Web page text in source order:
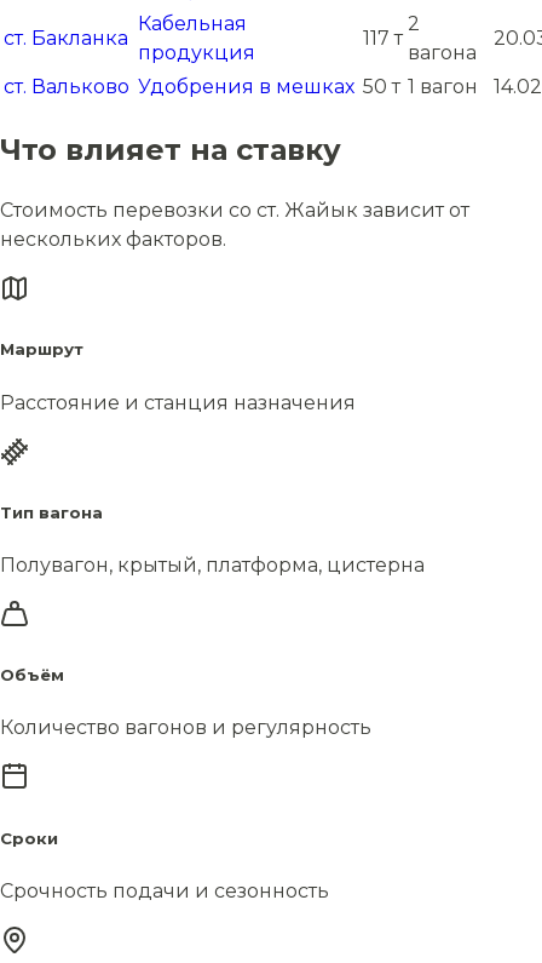
ст. Бакланка
Кабельная
продукция
117 т
2
вагона
ст. Вальково Удобрения в мешках 50 т 1 вагон
Что влияет на ставку
Стоимость перевозки со ст. Жайык зависит от
нескольких факторов.
Маршрут
Расстояние и станция назначения
Тип вагона
Полувагон, крытый, платформа, цистерна
Объём
Количество вагонов и регулярность
Сроки
Срочность подачи и сезонность